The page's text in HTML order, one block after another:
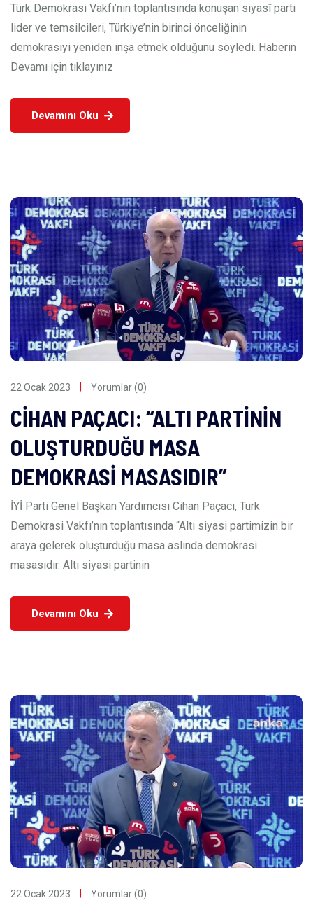
Türk Demokrasi Vakfı’nın toplantısında konuşan siyasî parti
lider ve temsilcileri, Türkiye’nin birinci önceliğinin
demokrasiyi yeniden inşa etmek olduğunu söyledi. Haberin
Devamı için tıklayınız
Devamını Oku
22 Ocak 2023 Yorumlar (0)
CİHAN PAÇACI: “ALTI PARTİNİN
OLUŞTURDUĞU MASA
DEMOKRASİ MASASIDIR”
İYİ Parti Genel Başkan Yardımcısı Cihan Paçacı, Türk
Demokrasi Vakfı’nın toplantısında “Altı siyasi partimizin bir
araya gelerek oluşturduğu masa aslında demokrasi
masasıdır. Altı siyasi partinin
Devamını Oku
22 Ocak 2023 Yorumlar (0)